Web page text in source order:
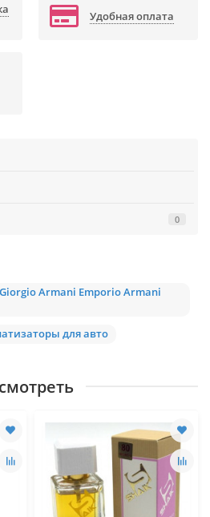
Удобная оплата
0
Armani Emporio Armani
для авто